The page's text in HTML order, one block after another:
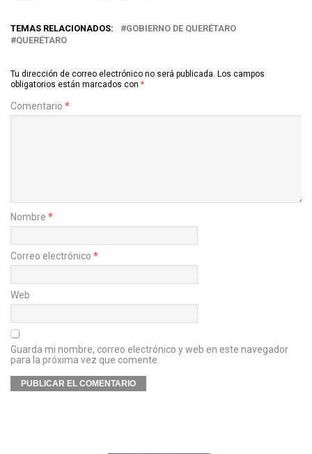
TEMAS RELACIONADOS:
GOBIERNO DE QUERÉTARO
QUERÉTARO
Tu dirección de correo electrónico no será publicada. Los campos
obligatorios están marcados con *
Comentario *
Nombre *
Correo electrónico *
Web
Guarda mi nombre, correo electrónico y web en este navegador
para la próxima vez que comente.